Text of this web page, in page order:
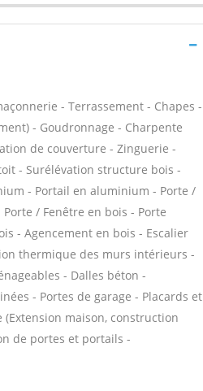
- Terrassement - Chapes -
- Goudronnage - Charpente
de couverture - Zinguerie -
- Surélévation structure bois -
- Portail en aluminium - Porte /
/ Fenêtre en bois - Porte
- Agencement en bois - Escalier
thermique des murs intérieurs -
- Dalles béton -
- Portes de garage - Placards et
maison, construction
de portes et portails -